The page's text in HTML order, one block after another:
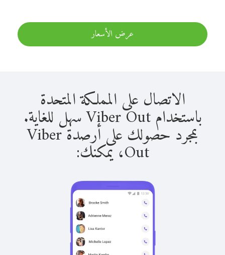
عرض الأسعار
الاتصال على المملكة المتحدة
باستخدام Viber Out سهل للغاية.
بمجرد حصولك على أرصدة Viber
Out، يمكنك: